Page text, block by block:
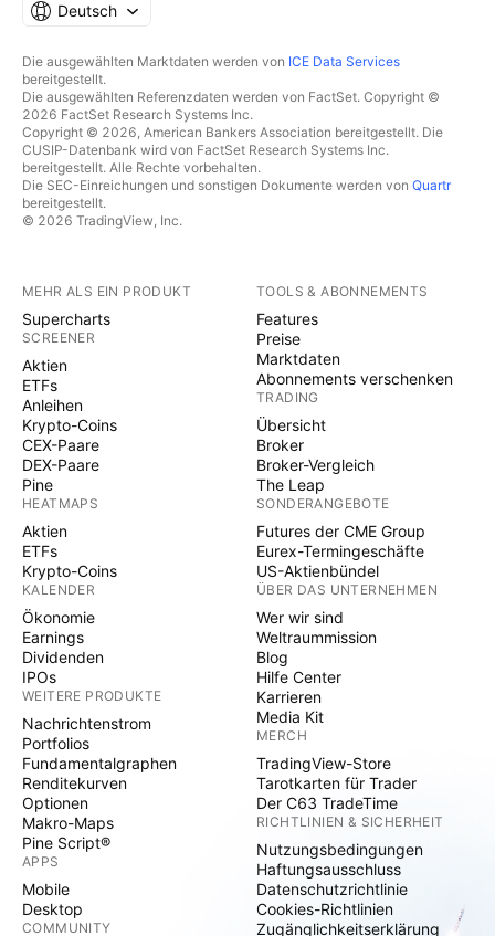
Deutsch
Die ausgewählten Marktdaten werden von ICE Data Services
bereitgestellt.
Die ausgewählten Referenzdaten werden von FactSet. Copyright ©
2026 FactSet Research Systems Inc.
Copyright © 2026, American Bankers Association bereitgestellt. Die
CUSIP-Datenbank wird von FactSet Research Systems Inc.
bereitgestellt. Alle Rechte vorbehalten.
Die SEC-Einreichungen und sonstigen Dokumente werden von Quartr
bereitgestellt.
© 2026 TradingView, Inc.
MEHR ALS EIN PRODUKT
Supercharts
SCREENER
Aktien
ETFs
Anleihen
Krypto-Coins
CEX-Paare
DEX-Paare
Pine
HEATMAPS
Aktien
ETFs
Krypto-Coins
KALENDER
Ökonomie
Earnings
Dividenden
IPOs
WEITERE PRODUKTE
Nachrichtenstrom
Portfolios
Fundamentalgraphen
Renditekurven
Optionen
Makro-Maps
Pine Script®
APPS
Mobile
Desktop
COMMUNITY
TOOLS & ABONNEMENTS
Features
Preise
Marktdaten
Abonnements verschenken
TRADING
Übersicht
Broker
Broker-Vergleich
The Leap
SONDERANGEBOTE
Futures der CME Group
Eurex-Termingeschäfte
US-Aktienbündel
ÜBER DAS UNTERNEHMEN
Wer wir sind
Weltraummission
Blog
Hilfe Center
Karrieren
Media Kit
MERCH
TradingView-Store
Tarotkarten für Trader
Der C63 TradeTime
RICHTLINIEN & SICHERHEIT
Nutzungsbedingungen
Haftungsausschluss
Datenschutzrichtlinie
Cookies-Richtlinien
Zugänglichkeitserklärung